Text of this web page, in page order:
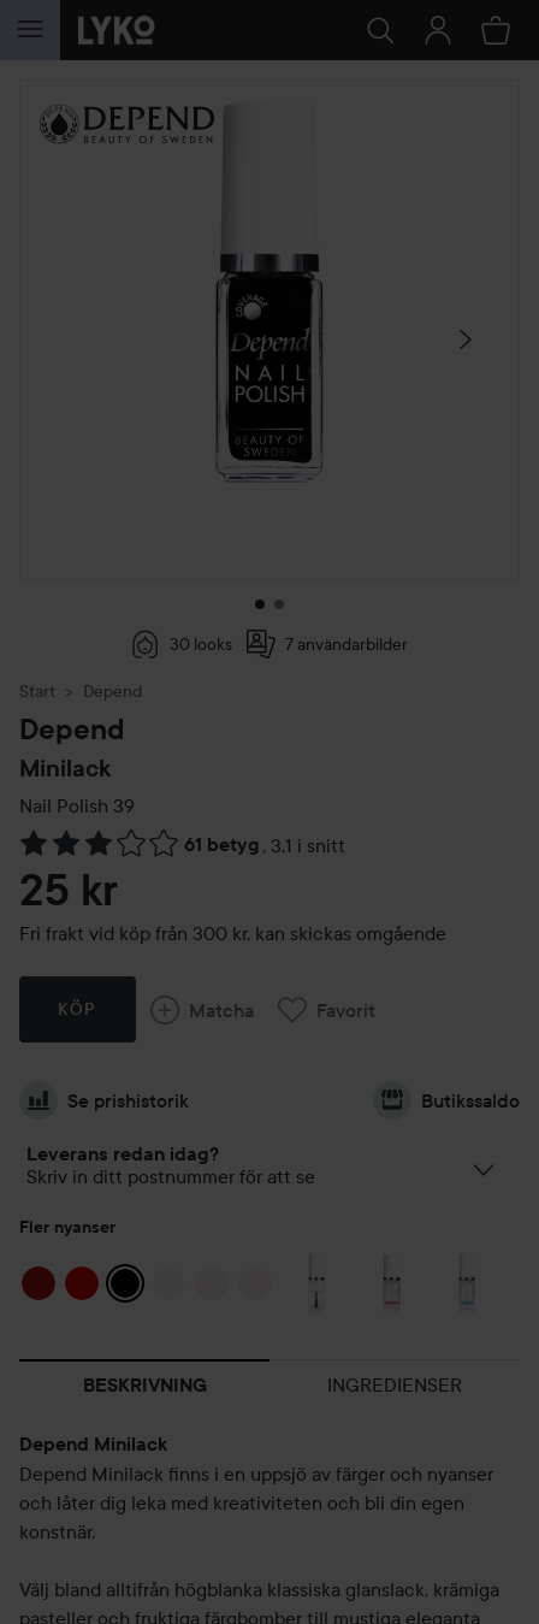
HOPPA TILL INNEHÅLLET
HOPPA ÖVER SEKTIONEN
30 looks 7 användarbilder
Start Depend
Depend
Minilack
Nail Polish 39
61 betyg , 3.1 i snitt
Hoppa till Betyg & kommentarer
25 kr
Fri frakt vid köp från 300 kr, kan skickas omgående
KÖP Matcha Favorit
Se prishistorik Butikssaldo
Leverans redan idag?
Skriv in ditt postnummer för att se
Fler nyanser
BESKRIVNING INGREDIENSER
Depend Minilack
Depend Minilack finns i en uppsjö av färger och nyanser
och låter dig leka med kreativiteten och bli din egen
konstnär.
Välj bland alltifrån högblanka klassiska glanslack, krämiga
pasteller och fruktiga färgbomber till mustiga eleganta